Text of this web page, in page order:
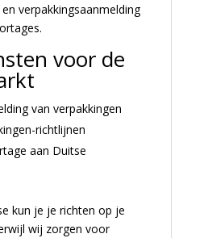
verpakkingsaanmelding
voor de
van verpakkingen
richtlijnen
aan Duitse
kun je je richten op je
wij zorgen voor